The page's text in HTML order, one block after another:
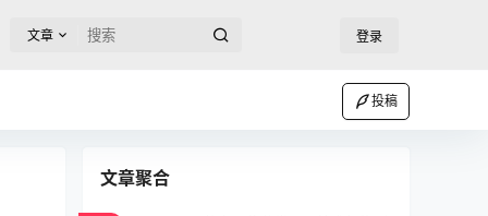
文章 登录
投稿
文章聚合